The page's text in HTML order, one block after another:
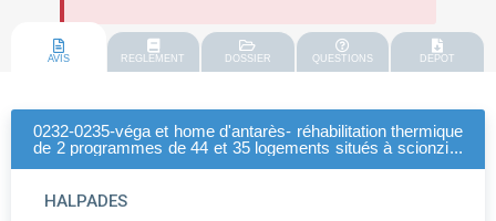
AVIS REGLEMENT DOSSIER QUESTIONS DEPOT
0232-0235-véga et home d'antarès- réhabilitation thermique
de 2 programmes de 44 et 35 logements situés à scionzier
HALPADES